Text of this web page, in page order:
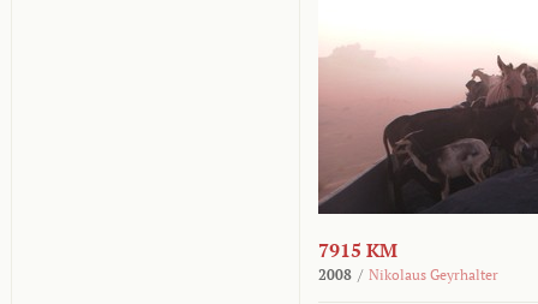
7915 KM
2008 / Nikolaus Geyrhalter